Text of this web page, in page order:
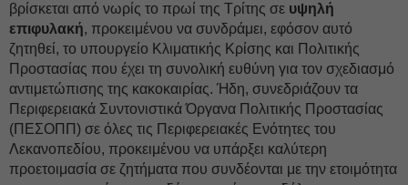
βρίσκεται από νωρίς το πρωί της Τρίτης σε υψηλή
επιφυλακή, προκειμένου να συνδράμει, εφόσον αυτό
ζητηθεί, το υπουργείο Κλιματικής Κρίσης και Πολιτικής
Προστασίας που έχει τη συνολική ευθύνη για τον σχεδιασμό
αντιμετώπισης της κακοκαιρίας. Ήδη, συνεδριάζουν τα
Περιφερειακά Συντονιστικά Όργανα Πολιτικής Προστασίας
(ΠΕΣΟΠΠ) σε όλες τις Περιφερειακές Ενότητες του
Λεκανοπεδίου, προκειμένου να υπάρξει καλύτερη
προετοιμασία σε ζητήματα που συνδέονται με την ετοιμότητα